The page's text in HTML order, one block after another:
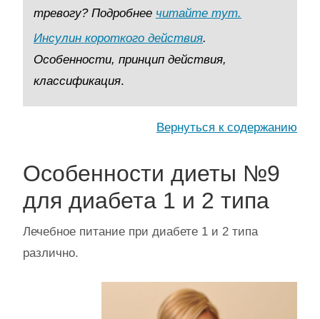
тревогу? Подробнее читайте тут.
Инсулин короткого действия.
Особенности, принцип действия,
классификация.
Вернуться к содержанию
Особенности диеты №9
для диабета 1 и 2 типа
Лечебное питание при диабете 1 и 2 типа
различно.